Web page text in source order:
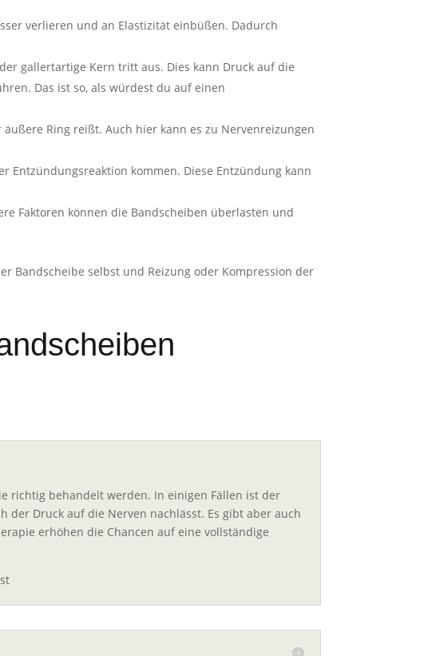
verlieren und an Elastizität einbüßen. Dadurch
gallertartige Kern tritt aus. Dies kann Druck auf die
Das ist so, als würdest du auf einen
Ring reißt. Auch hier kann es zu Nervenreizungen
Entzündungsreaktion kommen. Diese Entzündung kann
Faktoren können die Bandscheiben überlasten und
Bandscheibe selbst und Reizung oder Kompression der
richtig behandelt werden. In einigen Fällen ist der
der Druck auf die Nerven nachlässt. Es gibt aber auch
erhöhen die Chancen auf eine vollständige